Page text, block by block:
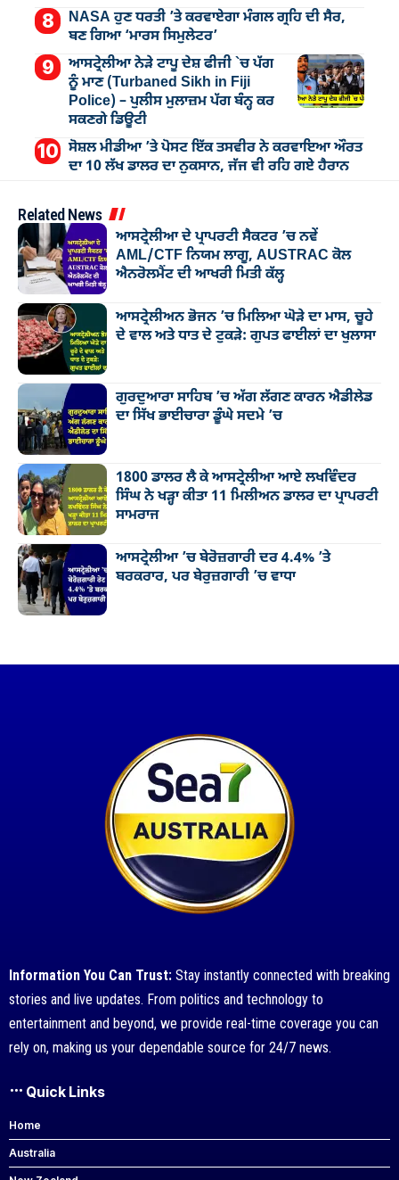
NASA ਹੁਣ ਧਰਤੀ ’ਤੇ ਕਰਵਾਏਗਾ ਮੰਗਲ ਗ੍ਰਹਿ ਦੀ ਸੈਰ,
ਬਣ ਗਿਆ ‘ਮਾਰਸ ਸਿਮੁਲੇਟਰ’
ਆਸਟ੍ਰੇਲੀਆ ਨੇੜੇ ਟਾਪੂ ਦੇਸ਼ ਫੀਜੀ `ਚ ਪੱਗ
ਨੂੰ ਮਾਣ (Turbaned Sikh in Fiji
Police) – ਪੁਲੀਸ ਮੁਲਾਜ਼ਮ ਪੱਗ ਬੰਨ੍ਹ ਕਰ
ਸਕਣਗੇ ਡਿਊਟੀ
ਸੋਸ਼ਲ ਮੀਡੀਆ ’ਤੇ ਪੋਸਟ ਇੱਕ ਤਸਵੀਰ ਨੇ ਕਰਵਾਇਆ ਔਰਤ
ਦਾ 10 ਲੱਖ ਡਾਲਰ ਦਾ ਨੁਕਸਾਨ, ਜੱਜ ਵੀ ਰਹਿ ਗਏ ਹੈਰਾਨ
Related News
ਆਸਟ੍ਰੇਲੀਆ ਦੇ ਪ੍ਰਾਪਰਟੀ ਸੈਕਟਰ ’ਚ ਨਵੇਂ
AML/CTF ਨਿਯਮ ਲਾਗੂ, AUSTRAC ਕੋਲ
ਐਨਰੋਲਮੈਂਟ ਦੀ ਆਖਰੀ ਮਿਤੀ ਕੱਲ੍ਹ
ਆਸਟ੍ਰੇਲੀਅਨ ਭੋਜਨ ’ਚ ਮਿਲਿਆ ਘੋੜੇ ਦਾ ਮਾਸ, ਚੂਹੇ
ਦੇ ਵਾਲ ਅਤੇ ਧਾਤ ਦੇ ਟੁਕੜੇ: ਗੁਪਤ ਫਾਈਲਾਂ ਦਾ ਖੁਲਾਸਾ
ਗੁਰਦੁਆਰਾ ਸਾਹਿਬ ’ਚ ਅੱਗ ਲੱਗਣ ਕਾਰਨ ਐਡੀਲੇਡ
ਦਾ ਸਿੱਖ ਭਾਈਚਾਰਾ ਡੂੰਘੇ ਸਦਮੇ ’ਚ
1800 ਡਾਲਰ ਲੈ ਕੇ ਆਸਟ੍ਰੇਲੀਆ ਆਏ ਲਖਵਿੰਦਰ
ਸਿੰਘ ਨੇ ਖੜ੍ਹਾ ਕੀਤਾ 11 ਮਿਲੀਅਨ ਡਾਲਰ ਦਾ ਪ੍ਰਾਪਰਟੀ
ਸਾਮਰਾਜ
ਆਸਟ੍ਰੇਲੀਆ ’ਚ ਬੇਰੋਜ਼ਗਾਰੀ ਦਰ 4.4% ’ਤੇ
ਬਰਕਰਾਰ, ਪਰ ਬੇਰੁਜ਼ਗਾਰੀ ’ਚ ਵਾਧਾ
Information You Can Trust: Stay instantly connected with breaking
stories and live updates. From politics and technology to
entertainment and beyond, we provide real-time coverage you can
rely on, making us your dependable source for 24/7 news.
Quick Links
Home
Australia